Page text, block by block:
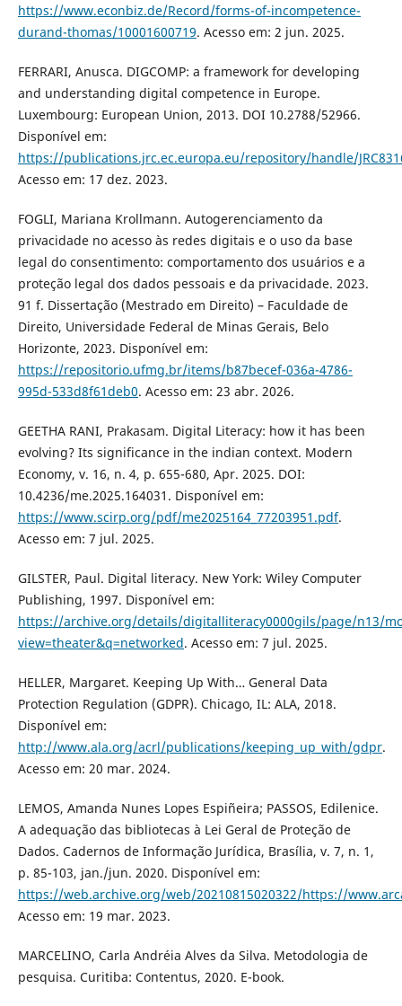
https://www.econbiz.de/Record/forms-of-incompetence-
durand-thomas/10001600719. Acesso em: 2 jun. 2025.
FERRARI, Anusca. DIGCOMP: a framework for developing
and understanding digital competence in Europe.
Luxembourg: European Union, 2013. DOI 10.2788/52966.
Disponível em:
https://publications.jrc.ec.europa.eu/repository/handle/
Acesso em: 17 dez. 2023.
FOGLI, Mariana Krollmann. Autogerenciamento da
privacidade no acesso às redes digitais e o uso da base
legal do consentimento: comportamento dos usuários e a
proteção legal dos dados pessoais e da privacidade. 2023.
91 f. Dissertação (Mestrado em Direito) – Faculdade de
Direito, Universidade Federal de Minas Gerais, Belo
Horizonte, 2023. Disponível em:
https://repositorio.ufmg.br/items/b87becef-036a-4786-
995d-533d8f61deb0. Acesso em: 23 abr. 2026.
GEETHA RANI, Prakasam. Digital Literacy: how it has been
evolving? Its significance in the indian context. Modern
Economy, v. 16, n. 4, p. 655-680, Apr. 2025. DOI:
10.4236/me.2025.164031. Disponível em:
https://www.scirp.org/pdf/me2025164_77203951.pdf.
Acesso em: 7 jul. 2025.
GILSTER, Paul. Digital literacy. New York: Wiley Computer
Publishing, 1997. Disponível em:
https://archive.org/details/digitalliteracy0000gils/page/n13/
view=theater&q=networked. Acesso em: 7 jul. 2025.
HELLER, Margaret. Keeping Up With… General Data
Protection Regulation (GDPR). Chicago, IL: ALA, 2018.
Disponível em:
http://www.ala.org/acrl/publications/keeping_up_with/gdpr.
Acesso em: 20 mar. 2024.
LEMOS, Amanda Nunes Lopes Espiñeira; PASSOS, Edilenice.
A adequação das bibliotecas à Lei Geral de Proteção de
Dados. Cadernos de Informação Jurídica, Brasília, v. 7, n. 1,
p. 85-103, jan./jun. 2020. Disponível em:
https://web.archive.org/web/20210815020322/https://
Acesso em: 19 mar. 2023.
MARCELINO, Carla Andréia Alves da Silva. Metodologia de
pesquisa. Curitiba: Contentus, 2020. E-book.